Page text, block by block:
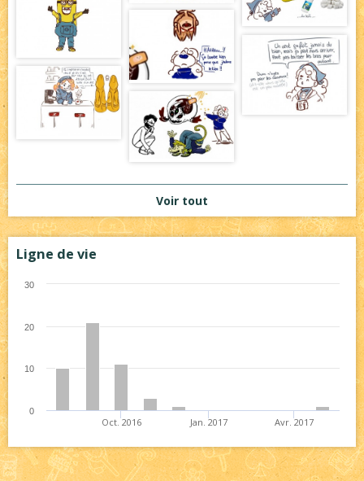
Voir tout
Ligne de vie
Oct. 2016 Jan. 2017 Avr. 2017
0
10
20
30